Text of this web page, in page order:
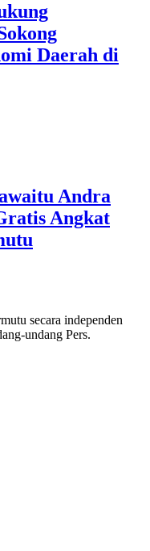
Daerah di
Andra
Angkat
secara independen
undang Pers.